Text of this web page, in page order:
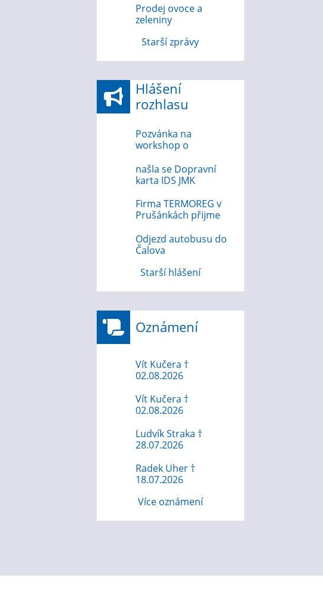
Prodej ovoce a
zeleniny
Starší zprávy
Hlášení
rozhlasu
Pozvánka na
workshop o
internetu 12.8.2026
našla se Dopravní
karta IDS JMK
Firma TERMOREG v
Prušánkách přijme
Odjezd autobusu do
Čalova
Starší hlášení
Oznámení
Vít Kučera †
02.08.2026
Vít Kučera †
02.08.2026
Ludvík Straka †
28.07.2026
Radek Uher †
18.07.2026
Více oznámení